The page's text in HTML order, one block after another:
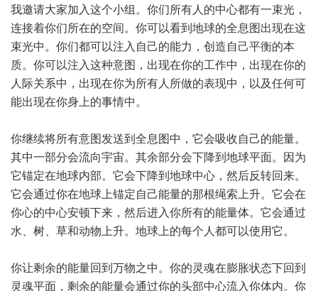
我邀请大家加入这个小组。你们所有人的中心都有一束光，
连接着你们所在的空间。你可以看到地球的全息图出现在这
束光中。你们都可以注入自己的能力，创造自己平衡的本
质。你可以注入这种意图，出现在你的工作中，出现在你的
人际关系中，出现在你为所有人所做的表现中，以及任何可
能出现在你身上的事情中。
你继续将所有意图发送到全息图中，它会吸收自己的能量。
其中一部分会流向宇宙。其余部分会下降到地球平面。因为
它锚定在地球内部。它会下降到地球中心，然后反转回来。
它会通过你在地球上锚定自己能量的那根绳索上升。它会在
你心的中心安顿下来，然后进入你所有的能量体。它会通过
水、树、草和动物上升。地球上的每个人都可以使用它。
你让剩余的能量回到万物之中。你的灵魂在膨胀状态下回到
灵魂平面，剩余的能量会通过你的头部中心流入你体内。你